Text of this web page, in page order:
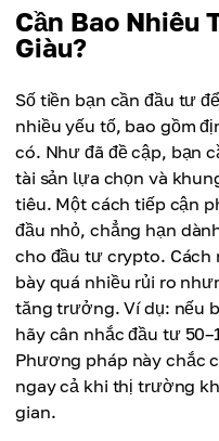
Cần Bao Nhiêu
Giàu?
Số tiền bạn cần đầu tư
nhiều yếu tố, bao gồm
có. Như đã đề cập, bạn
tài sản lựa chọn và
tiêu. Một cách tiếp cận
đầu nhỏ, chẳng hạn
cho đầu tư crypto. Cách
bày quá nhiều rủi ro
tăng trưởng. Ví dụ: nếu
hãy cân nhắc đầu tư
Phương pháp này chắc
ngay cả khi thị trường
gian.